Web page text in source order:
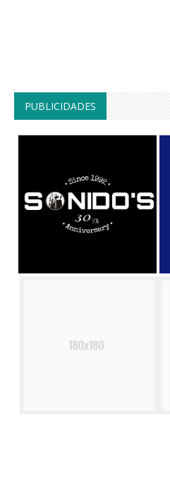
PUBLICIDADES